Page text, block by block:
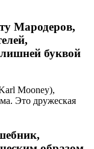
Мародеров,
буквой
Mooney),
Это дружеская